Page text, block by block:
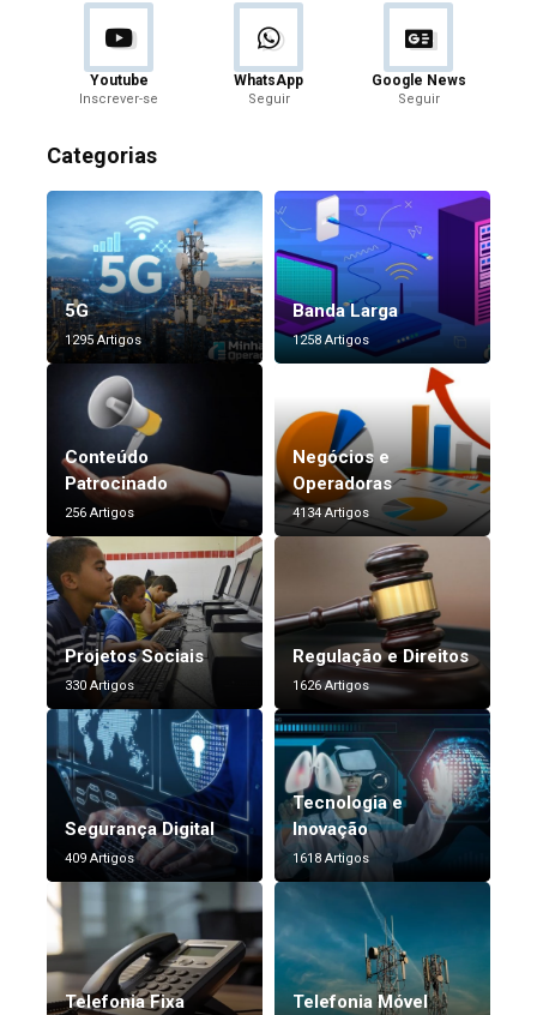
Youtube
Inscrever-se
WhatsApp
Seguir
Google News
Seguir
Categorias
5G
1295 Artigos
Banda Larga
1258 Artigos
Conteúdo
Patrocinado
256 Artigos
Negócios e
Operadoras
4134 Artigos
Projetos Sociais
330 Artigos
Regulação e Direitos
1626 Artigos
Segurança Digital
409 Artigos
Tecnologia e
Inovação
1618 Artigos
Telefonia Fixa Telefonia Móvel